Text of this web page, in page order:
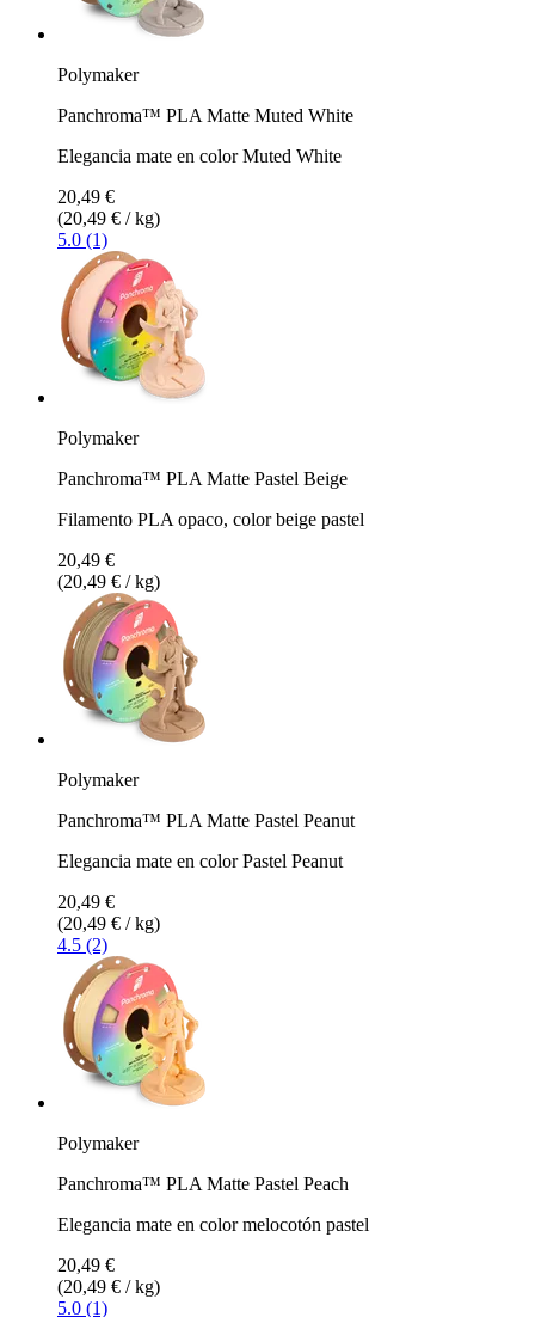
Polymaker
Panchroma™ PLA Matte Muted White
Elegancia mate en color Muted White
20,49 €
(20,49 € / kg)
5.0 (1)
Polymaker
Panchroma™ PLA Matte Pastel Beige
Filamento PLA opaco, color beige pastel
20,49 €
(20,49 € / kg)
Polymaker
Panchroma™ PLA Matte Pastel Peanut
Elegancia mate en color Pastel Peanut
20,49 €
(20,49 € / kg)
4.5 (2)
Polymaker
Panchroma™ PLA Matte Pastel Peach
Elegancia mate en color melocotón pastel
20,49 €
(20,49 € / kg)
5.0 (1)